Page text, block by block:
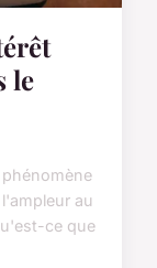
le
au
ce que